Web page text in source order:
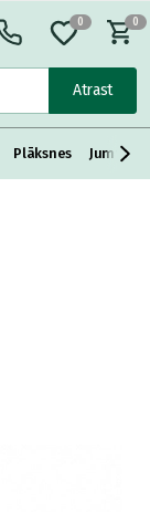
Atrast
0 0
Plāksnes Jumta